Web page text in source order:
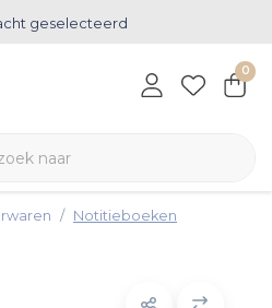
geselecteerd
0
Notitieboeken